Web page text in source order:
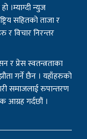
।म्याग्दी न्युज
सहितको ताजा र
र विचार निरन्तर
र प्रेस स्वतन्त्रताका
गर्ने छैन । यहाँहरुको
समाजलाई रुपान्तरण
आग्रह गर्दछौं ।